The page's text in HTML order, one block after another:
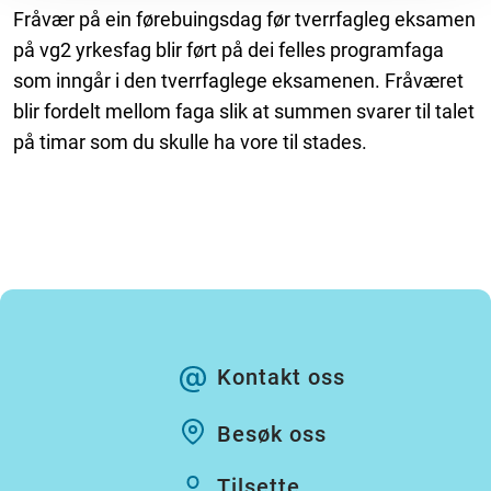
Fråvær på ein førebuingsdag før tverrfagleg eksamen
på vg2 yrkesfag blir ført på dei felles programfaga
som inngår i den tverrfaglege eksamenen. Fråværet
blir fordelt mellom faga slik at summen svarer til talet
på timar som du skulle ha vore til stades.
Kontakt oss
Besøk oss